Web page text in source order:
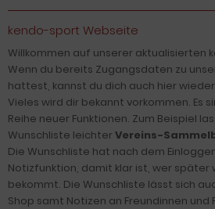
kendo-sport Webseite
Willkommen auf unserer aktualisierten
Wenn du bereits Zugangsdaten zu
hattest, kannst du dich auch hier
Vieles wird dir bekannt vorkommen. Es
Reihe neuer Funktionen. Zum Beispiel
Wunschliste leichterVereins-
Die Wunschliste hat nach dem
Notizfunktion, damit klar ist, wer später
bekommt. Die Wunschliste lässt sich
Shop samt Notizen an Freundinnen und